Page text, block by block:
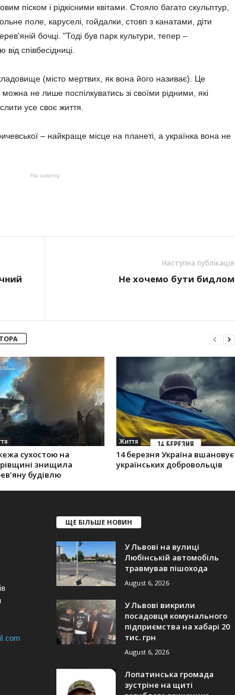
піском і рідкісними квітами. Стояло багато скульптур,
поле, каруселі, гойдалки, стовп з канатами, діти
бочці. "Тоді був парк культури, тепер –
співбесідниці.
(місто мертвих, як вона його називає). Це
не лише поспілкуватись зі своїми рідними, які
усе своє життя.
– найкраще місце на планеті, а українка вона не
На замітку
Наступна публікація
Не хочемо бути бидлом
сухостою на
знищила
будівлю
Життя
14 березня Україна вшановує
українських добровольців
ЩЕ БІЛЬШЕ НОВИН
У Львові на вулиці
Любінській автомобіль
травмував пішохода
August 6, 2026
У Львові викрили
посадовця комунального
підприємства на хабарі 20
тис. грн
August 6, 2026
Лопатинська громада
зустріне на щиті